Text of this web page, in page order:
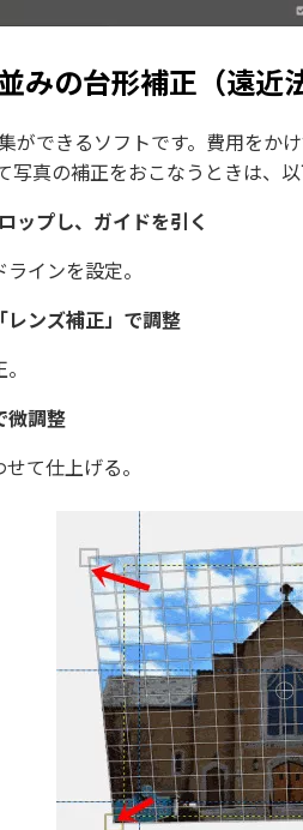
みの台形補正（遠近
ができるソフトです。費用をか
写真の補正をおこなうときは、
ップし、ガイドを引く
インを設定。
ンズ補正」で調整
微調整
て仕上げる。